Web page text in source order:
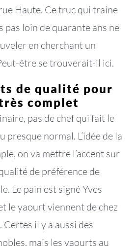
Haute. Ce truc qui traine
pas loin de quarante ans ne
en cherchant un
être se trouverait-il ici.
de qualité pour
complet
pas de chef qui fait le
presque normal. L’idée de la
on va mettre l’accent sur
de préférence de
Le pain est signé Yves
le yaourt viennent de chez
il y a aussi des
mais les yaourts au